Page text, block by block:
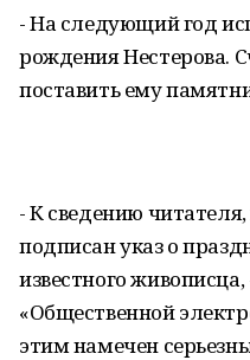
- На следующий год
рождения Нестерова.
поставить ему
- К сведению
подписан указ о
известного живописца,
«Общественной
этим намечен